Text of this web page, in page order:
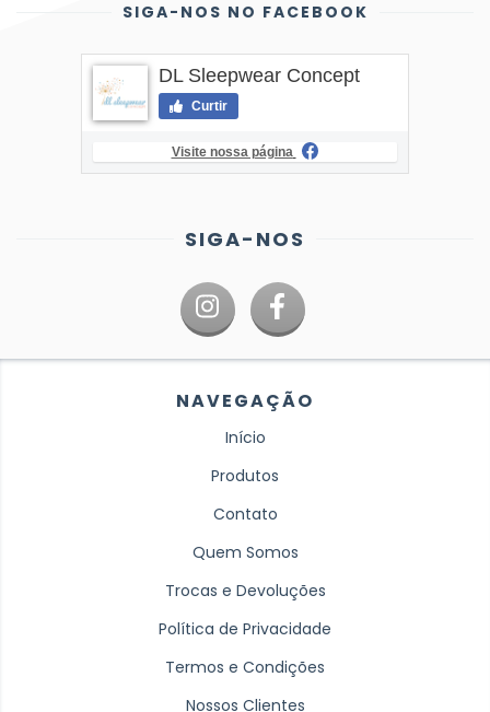
SIGA-NOS NO FACEBOOK
DL Sleepwear Concept
Curtir
Visite nossa página
SIGA-NOS
NAVEGAÇÃO
Início
Produtos
Contato
Quem Somos
Trocas e Devoluções
Política de Privacidade
Termos e Condições
Nossos Clientes